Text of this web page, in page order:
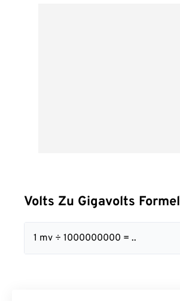
Volts Zu Gigavolts Formel
1 mv ÷ 1000000000 = ..